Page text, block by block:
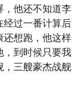
，他还不知道李
经过一番计算后
还想跑，他这样
，到时候只要我
，三艘豪杰战舰